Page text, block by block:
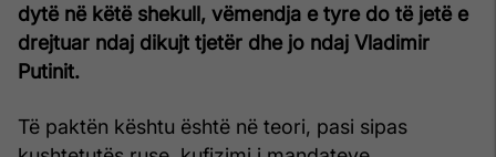
dytë në këtë shekull, vëmendja e tyre do të jetë e
drejtuar ndaj dikujt tjetër dhe jo ndaj Vladimir
Putinit.
Të paktën kështu është në teori, pasi sipas